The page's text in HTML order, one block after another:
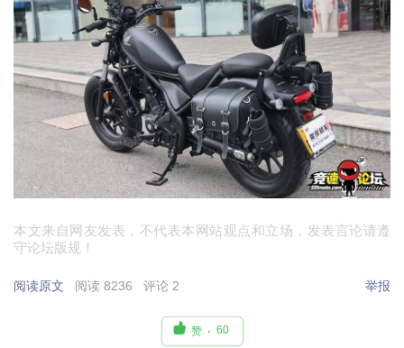
本文来自网友发表，不代表本网站观点和立场，发表言论请遵
守论坛版规！
阅读原文 阅读 8236 评论 2 举报
 赞 60